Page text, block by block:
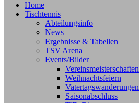
Home
Tischtennis
Abteilungsinfo
News
Ergebnisse & Tabellen
TSV Arena
Events/Bilder
Vereinsmeisterschaften
Weihnachtsfeiern
Vatertagswanderungen
Saisonabschluss